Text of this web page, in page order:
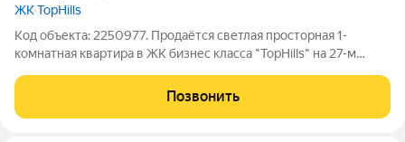
ЖК TopHills
Код объекта: 2250977. Продаётся светлая просторная 1-
комнатная квартира в ЖК бизнес класса "TopHills" на 27-м
округе Москвы. Это отличный вариант для тех, кто ценит
комфорт, транспортную
Позвонить